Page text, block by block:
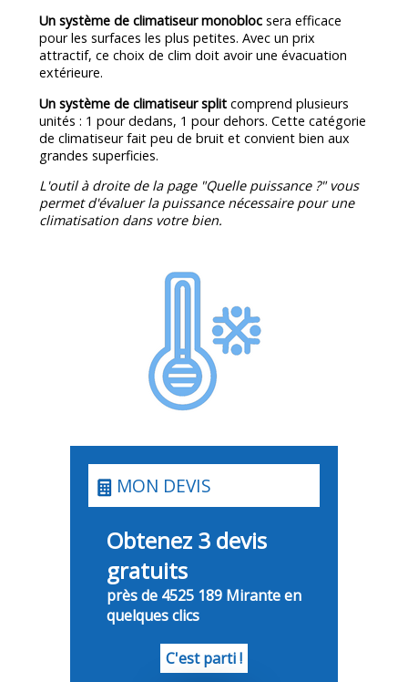
Un système de climatiseur monobloc sera efficace
pour les surfaces les plus petites. Avec un prix
attractif, ce choix de clim doit avoir une évacuation
extérieure.
Un système de climatiseur split comprend plusieurs
unités : 1 pour dedans, 1 pour dehors. Cette catégorie
de climatiseur fait peu de bruit et convient bien aux
grandes superficies.
L'outil à droite de la page "Quelle puissance ?" vous
permet d'évaluer la puissance nécessaire pour une
climatisation dans votre bien.
MON DEVIS
Obtenez 3 devis
gratuits
près de 4525 189 Mirante en
quelques clics
C'est parti !